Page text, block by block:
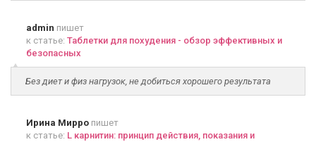
admin пишет
к статье: Таблетки для похудения - обзор эффективных и
безопасных
Без диет и физ нагрузок, не добиться хорошего результата
Ирина Мирро пишет
к статье: L карнитин: принцип действия, показания и